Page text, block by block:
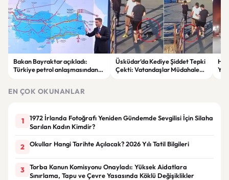
Bakan Bayraktar açıkladı:
Türkiye petrol anlaşmasından
Üsküdar’da Kediye Şiddet Tepki
Çekti: Vatandaşlar Müdahale
EN ÇOK OKUNANLAR
1
1972 İrlanda Fotoğrafı Yeniden Gündemde Sevgilisi İçin Silaha
Sarılan Kadın Kimdir?
2 Okullar Hangi Tarihte Açılacak? 2026 Yılı Tatil Bilgileri
3
Torba Kanun Komisyonu Onayladı: Yüksek Aidatlara
Sınırlama, Tapu ve Çevre Yasasında Köklü Değişiklikler